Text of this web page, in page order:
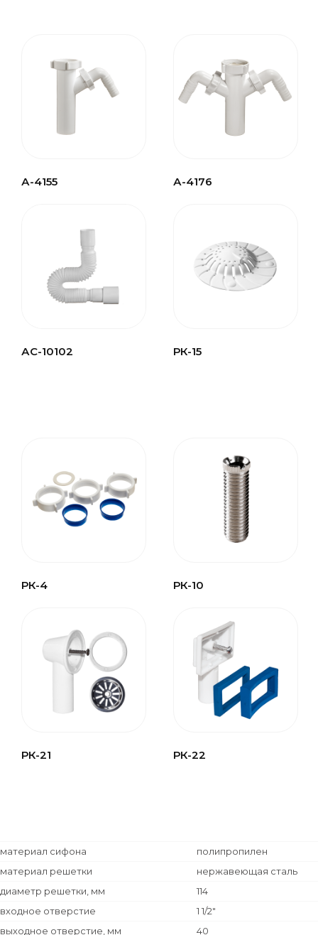
А-4155 А-4176
АС-10102 РК-15
РК-4 РК-10
РК-21 РК-22
материал сифона
полипропилен
материал решетки
нержавеющая сталь
диаметр решетки, мм
114
входное отверстие
1 1/2"
выходное отверстие, мм
40